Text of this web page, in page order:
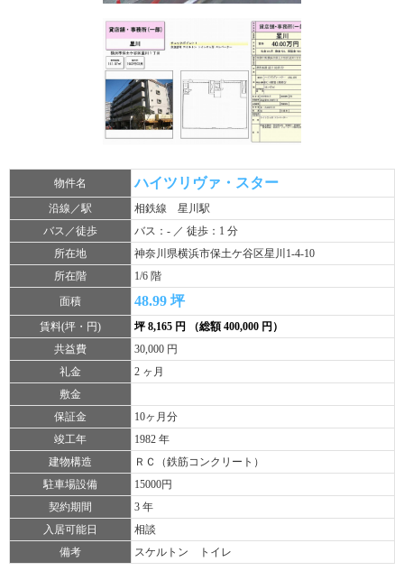
物件名 ハイツリヴァ・スター
沿線／駅
相鉄線 星川駅
バス／徒歩
バス：- ／ 徒歩：1 分
所在地
神奈川県横浜市保土ケ谷区星川1-4-10
所在階
1/6 階
面積
48.99 坪
賃料(坪・円)
坪 8,165 円 （総額 400,000 円）
共益費
30,000 円
礼金
2 ヶ月
敷金
保証金
10ヶ月分
竣工年
1982 年
建物構造
ＲＣ（鉄筋コンクリート）
駐車場設備
15000円
契約期間
3 年
入居可能日
相談
備考
スケルトン トイレ